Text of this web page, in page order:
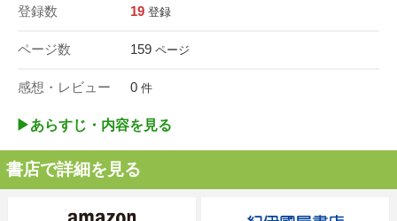
登録数 19 登録
ページ数 159 ページ
感想・レビュー 0 件
▶︎あらすじ・内容を見る
書店で詳細を見る